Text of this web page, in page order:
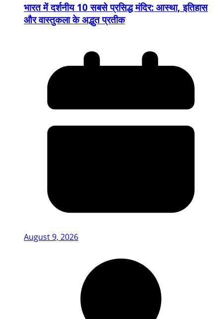
भारत में दर्शनीय 10 सबसे प्रसिद्ध मंदिर: आस्था, इतिहास
और वास्तुकला के अद्भुत प्रतीक
August 9, 2026